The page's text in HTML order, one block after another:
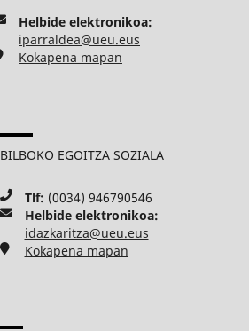
Helbide elektronikoa:
iparraldea@ueu.eus
Kokapena mapan
BILBOKO EGOITZA SOZIALA
Tlf: (0034) 946790546
Helbide elektronikoa:
idazkaritza@ueu.eus
Kokapena mapan